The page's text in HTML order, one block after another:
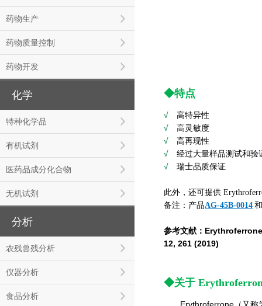
药物生产
药物质量控制
药物开发
化学
特种化学品
有机试剂
医药品成分化合物
无机试剂
分析
农残兽残分析
仪器分析
食品分析
◆特点
√
高特异性
√ 高灵敏度
√
高再现性
√
经过大量样品测试和验
√
瑞士品质保证
此外，还可提供
备注：产品AG-45B-0014 和
参考文献：
12, 261 (2019)
◆关于